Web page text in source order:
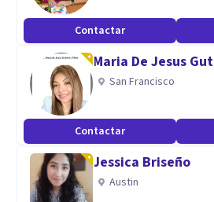
Contactar
Maria De Jesus
San Francisco
Contactar
Jessica Briseño
Austin